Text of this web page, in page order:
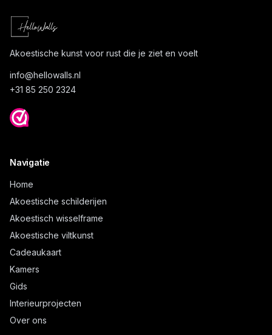
Akoestische kunst voor rust die je ziet en voelt
info@hellowalls.nl
+31 85 250 2324
Navigatie
Home
Akoestische schilderijen
Akoestisch wisselframe
Akoestische viltkunst
Cadeaukaart
Kamers
Gids
Interieurprojecten
Over ons